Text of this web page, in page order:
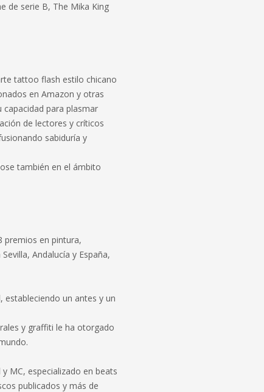
de serie B, The Mika King
tattoo flash estilo chicano
en Amazon y otras
para plasmar
de lectores y críticos
sabiduría y
también en el ámbito
premios en pintura,
Andalucía y España,
un antes y un
y graffiti le ha otorgado
MC, especializado en beats
publicados y más de